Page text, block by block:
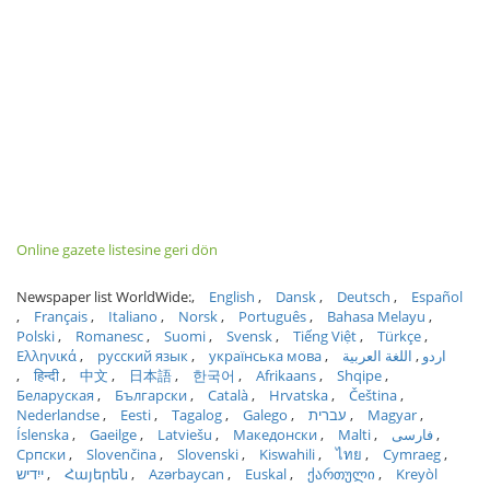
Online gazete listesine geri dön
Newspaper list WorldWide: English Dansk Deutsch
Español
Français
Italiano Norsk Português
Bahasa Melayu
Polski
Romanesc Suomi Svensk Tiếng Việt
Türkçe
Ελληνικά
русский язык українська мова اردو
اللغة العربية
हिन्दी
中文 日本語 한국어 Afrikaans
Shqipe
Беларуская
Български Català Hrvatska
Čeština
Nederlandse
Eesti Tagalog Galego עברית
Magyar
Íslenska
Gaeilge Latviešu Македонски Malti
فارسی
Српски
Slovenčina Slovenski Kiswahili ไทย
Cymraeg
ייִדיש
Հայերեն Azərbaycan Euskal ქართული
Kreyòl